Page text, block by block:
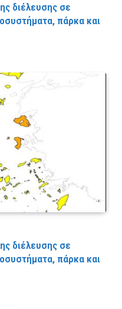
διέλευσης σε
πάρκα και
διέλευσης σε
πάρκα και